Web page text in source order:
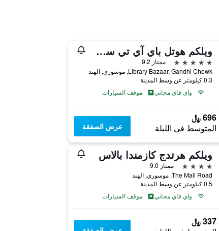
ويلكم هوتل باي آي تي سي هوتلز، ذا سافوي، موسوري
5 نجوم
ممتاز 9.2
Library Bazaar, Gandhi Chowk, موسوري, الهند
0.3 كيلومتر عن وسط المدينة
واي فاي مجاني
موقف السيارات
696 ﷼
المتوسط في الليلة عرض الصفقة
ويلكم هرتدج كازمندا بالاس
4 نجوم
ممتاز 9.0
The Mall Road, موسوري, الهند
0.5 كيلومتر عن وسط المدينة
واي فاي مجاني
موقف السيارات
337 ﷼